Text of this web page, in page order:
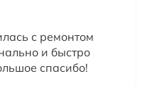
с ремонтом
и быстро
спасибо!